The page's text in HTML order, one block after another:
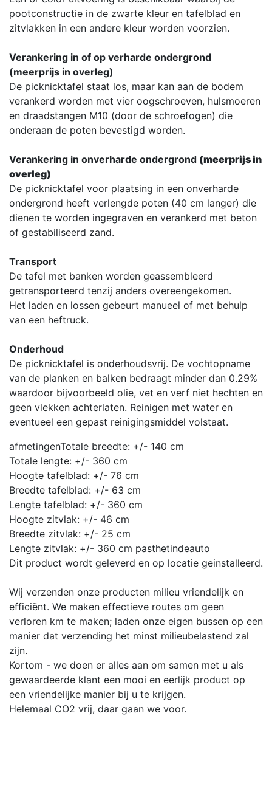
pootconstructie in de zwarte kleur en tafelblad en
zitvlakken in een andere kleur worden voorzien.
Verankering in of op verharde ondergrond
(meerprijs in overleg)
De picknicktafel staat los, maar kan aan de bodem
verankerd worden met vier oogschroeven, hulsmoeren
en draadstangen M10 (door de schroefogen) die
onderaan de poten bevestigd worden.
Verankering in onverharde ondergrond (meerprijs in
overleg)
De picknicktafel voor plaatsing in een onverharde
ondergrond heeft verlengde poten (40 cm langer) die
dienen te worden ingegraven en verankerd met beton
of gestabiliseerd zand.
Transport
De tafel met banken worden geassembleerd
getransporteerd tenzij anders overeengekomen.
Het laden en lossen gebeurt manueel of met behulp
van een heftruck.
Onderhoud
De picknicktafel is onderhoudsvrij. De vochtopname
van de planken en balken bedraagt minder dan 0.29%
waardoor bijvoorbeeld olie, vet en verf niet hechten en
geen vlekken achterlaten. Reinigen met water en
eventueel een gepast reinigingsmiddel volstaat.
afmetingenTotale breedte: +/- 140 cm
Totale lengte: +/- 360 cm
Hoogte tafelblad: +/- 76 cm
Breedte tafelblad: +/- 63 cm
Lengte tafelblad: +/- 360 cm
Hoogte zitvlak: +/- 46 cm
Breedte zitvlak: +/- 25 cm
Lengte zitvlak: +/- 360 cm pasthetindeauto
Dit product wordt geleverd en op locatie geinstalleerd.
Wij verzenden onze producten milieu vriendelijk en
efficiënt. We maken effectieve routes om geen
verloren km te maken; laden onze eigen bussen op een
manier dat verzending het minst milieubelastend zal
zijn.
Kortom - we doen er alles aan om samen met u als
gewaardeerde klant een mooi en eerlijk product op
een vriendelijke manier bij u te krijgen.
Helemaal CO2 vrij, daar gaan we voor.